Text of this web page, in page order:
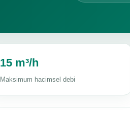
15 m³/h
Maksimum hacimsel debi